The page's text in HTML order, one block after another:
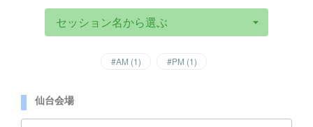
セッション名から選ぶ arrow_drop_down
#AM (1) #PM (1)
仙台会場